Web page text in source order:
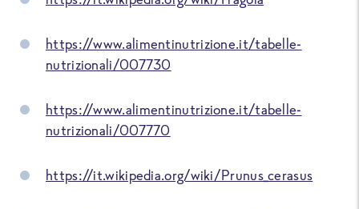
https://www.alimentinutrizione.it/tabelle-
nutrizionali/007730
https://www.alimentinutrizione.it/tabelle-
nutrizionali/007770
https://it.wikipedia.org/wiki/Prunus_cerasus